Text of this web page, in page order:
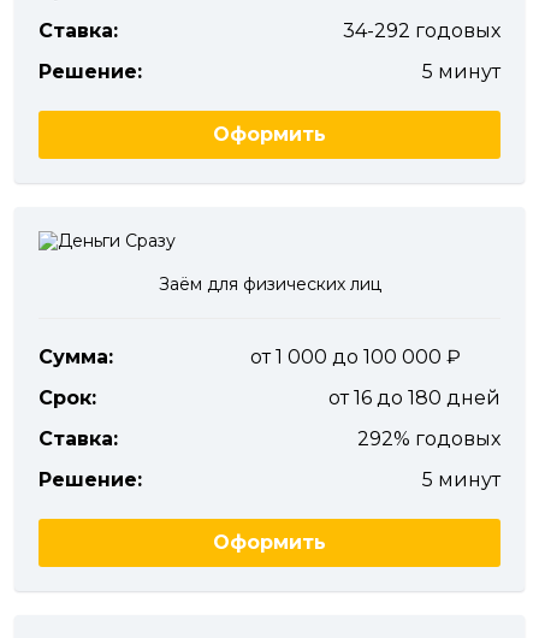
Ставка:
34-292 годовых
Решение:
5 минут
Оформить
Заём для физических лиц
Сумма:
от 1 000 до 100 000
Срок:
от 16 до 180 дней
Ставка:
292% годовых
Решение:
5 минут
Оформить